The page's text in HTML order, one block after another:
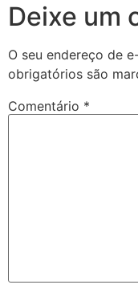
Deixe um
O seu endereço de
obrigatórios são
Comentário *